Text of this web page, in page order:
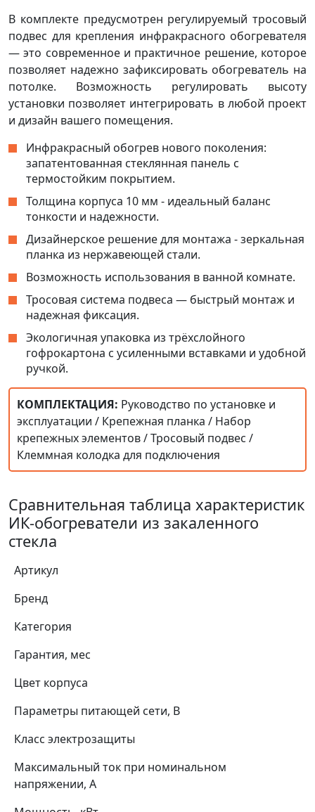
В комплекте предусмотрен регулируемый тросовый
подвес для крепления инфракрасного обогревателя
— это современное и практичное решение, которое
позволяет надежно зафиксировать обогреватель на
потолке. Возможность регулировать высоту
установки позволяет интегрировать в любой проект
и дизайн вашего помещения.
Инфракрасный обогрев нового поколения:
запатентованная стеклянная панель с
термостойким покрытием.
Толщина корпуса 10 мм - идеальный баланс
тонкости и надежности.
Дизайнерское решение для монтажа - зеркальная
планка из нержавеющей стали.
Возможность использования в ванной комнате.
Тросовая система подвеса — быстрый монтаж и
надежная фиксация.
Экологичная упаковка из трёхслойного
гофрокартона с усиленными вставками и удобной
ручкой.
КОМПЛЕКТАЦИЯ: Руководство по установке и
эксплуатации / Крепежная планка / Набор
крепежных элементов / Тросовый подвес /
Клеммная колодка для подключения
Сравнительная таблица характеристик
ИК-обогреватели из закаленного
стекла
Артикул
Бренд
Категория
Гарантия, мес
Цвет корпуса
Параметры питающей сети, В
Класс электрозащиты
Максимальный ток при номинальном
напряжении, А